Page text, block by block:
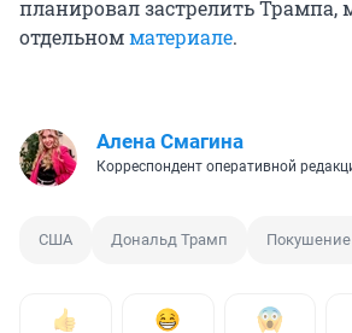
планировал застрелить Трампа,
отдельномматериале.
Алена Смагина
Корреспондент оперативной
США Дональд Трамп Покушение